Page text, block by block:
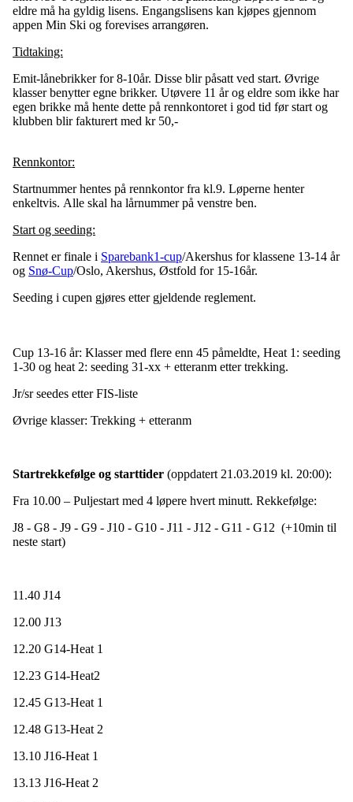
eldre må ha gyldig lisens. Engangslisens kan kjøpes gjennom
appen Min Ski og forevises arrangøren.
Tidtaking:
Emit-lånebrikker for 8-10år. Disse blir påsatt ved start. Øvrige
klasser benytter egne brikker. Utøvere 11 år og eldre som ikke har
egen brikke må hente dette på rennkontoret i god tid før start og
klubben blir fakturert med kr 50,-
Rennkontor:
Startnummer hentes på rennkontor fra kl.9. Løperne henter
enkeltvis. Alle skal ha lårnummer på venstre ben.
Start og seeding:
Rennet er finale i Sparebank1-cup/Akershus for klassene 13-14 år
og Snø-Cup/Oslo, Akershus, Østfold for 15-16år.
Seeding i cupen gjøres etter gjeldende reglement.
Cup 13-16 år: Klasser med flere enn 45 påmeldte, Heat 1: seeding
1-30 og heat 2: seeding 31-xx + etteranm etter trekking.
Jr/sr seedes etter FIS-liste
Øvrige klasser: Trekking + etteranm
Startrekkefølge og starttider (oppdatert 21.03.2019 kl. 20:00):
Fra 10.00 – Puljestart med 4 løpere hvert minutt. Rekkefølge:
J8 - G8 - J9 - G9 - J10 - G10 - J11 - J12 - G11 - G12 (+10min til
neste start)
11.40 J14
12.00 J13
12.20 G14-Heat 1
12.23 G14-Heat2
12.45 G13-Heat 1
12.48 G13-Heat 2
13.10 J16-Heat 1
13.13 J16-Heat 2